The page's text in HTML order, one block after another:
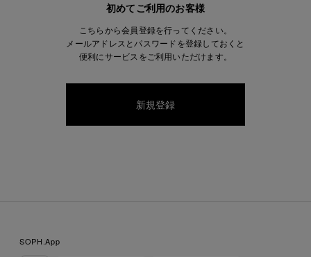
初めてご利用のお客様
こちらから会員登録を行ってください。
メールアドレスとパスワードを登録しておくと
便利にサービスをご利用いただけます。
SOPH.App